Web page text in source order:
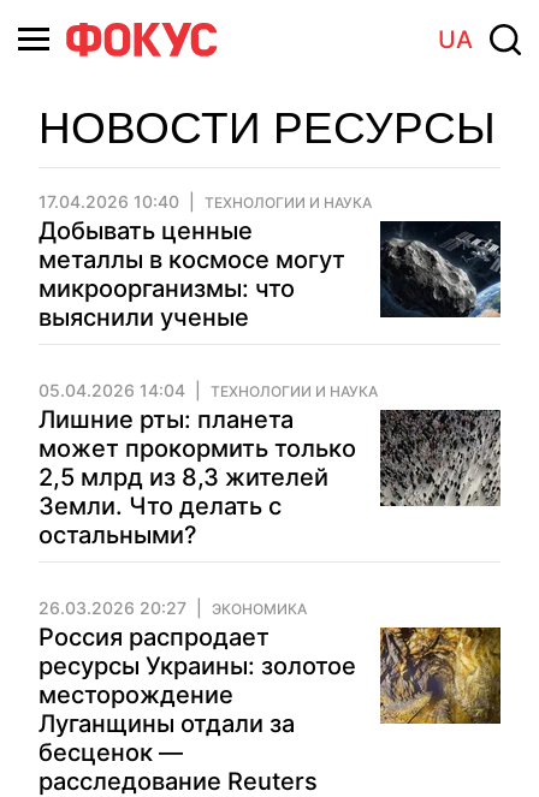
UA
НОВОСТИ РЕСУРСЫ
17.04.2026 10:40 ТЕХНОЛОГИИ И НАУКА
Добывать ценные
металлы в космосе могут
микроорганизмы: что
выяснили ученые
05.04.2026 14:04 ТЕХНОЛОГИИ И НАУКА
Лишние рты: планета
может прокормить только
2,5 млрд из 8,3 жителей
Земли. Что делать с
остальными?
26.03.2026 20:27 ЭКОНОМИКА
Россия распродает
ресурсы Украины: золотое
месторождение
Луганщины отдали за
бесценок —
расследование Reuters